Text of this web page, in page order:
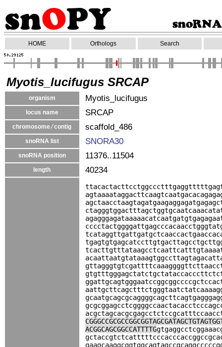
HOME Orthologs Search
Myotis_lucifugus SRCAP
organism Myotis_lucifugus
locus name SRCAP
chromosome ⁄ contig scaffold_486
snoRNA list SNORA30
snoRNA position 11376..11504
length 40234
ACGGCAGCGGCCATTTTG